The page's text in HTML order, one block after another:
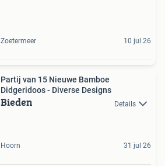
Zoetermeer 10 jul 26
Partij van 15 Nieuwe Bamboe
Didgeridoos - Diverse Designs
Bieden Details
Hoorn 31 jul 26